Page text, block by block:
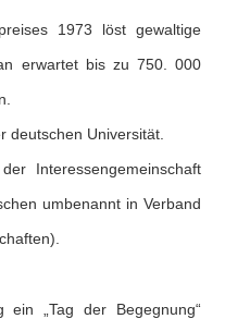
1973 löst gewaltige
erwartet bis zu 750. 000
deutschen Universität.
Interessengemeinschaft
umbenannt in Verband
„Tag der Begegnung“